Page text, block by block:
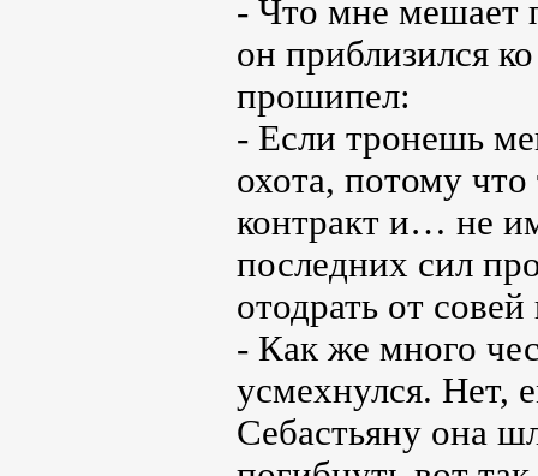
- Что мне мешает
он приблизился
прошипел:
- Если тронешь
охота, потому
контракт и… не
последних сил
отодрать от
- Как же много
усмехнулся. Нет,
Себастьяну она